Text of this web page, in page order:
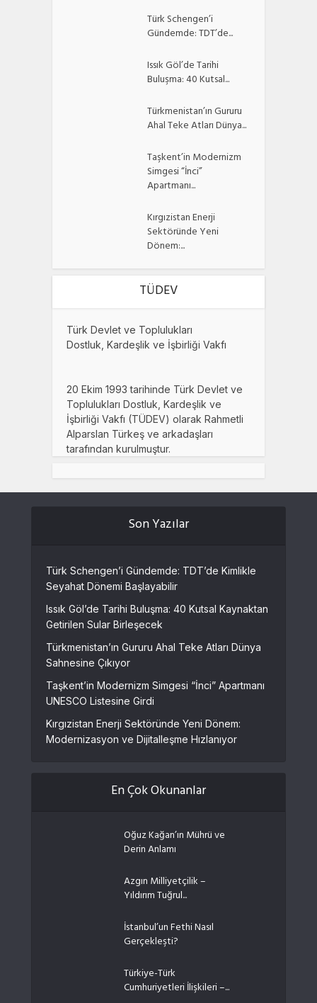
Türk Schengen’i
Gündemde: TDT’de...
Issık Göl’de Tarihi
Buluşma: 40 Kutsal...
Türkmenistan’ın Gururu
Ahal Teke Atları Dünya...
Taşkent’in Modernizm
Simgesi “İnci”
Apartmanı...
Kırgızistan Enerji
Sektöründe Yeni
Dönem:...
TÜDEV
Türk Devlet ve Toplulukları
Dostluk, Kardeşlik ve İşbirliği Vakfı
20 Ekim 1993 tarihinde Türk Devlet ve
Toplulukları Dostluk, Kardeşlik ve
İşbirliği Vakfı (TÜDEV) olarak Rahmetli
Alparslan Türkeş ve arkadaşları
tarafından kurulmuştur.
Son Yazılar
Türk Schengen’i Gündemde: TDT’de Kimlikle
Seyahat Dönemi Başlayabilir
Issık Göl’de Tarihi Buluşma: 40 Kutsal Kaynaktan
Getirilen Sular Birleşecek
Türkmenistan’ın Gururu Ahal Teke Atları Dünya
Sahnesine Çıkıyor
Taşkent’in Modernizm Simgesi “İnci” Apartmanı
UNESCO Listesine Girdi
Kırgızistan Enerji Sektöründe Yeni Dönem:
Modernizasyon ve Dijitalleşme Hızlanıyor
En Çok Okunanlar
Oğuz Kağan’ın Mührü ve
Derin Anlamı
Azgın Milliyetçilik –
Yıldırım Tuğrul...
İstanbul’un Fethi Nasıl
Gerçekleşti?
Türkiye-Türk
Cumhuriyetleri İlişkileri –...